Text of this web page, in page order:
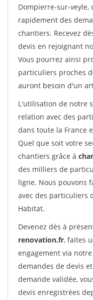
Dompierre-sur-veyle,
rapidement des
chantiers. Recevez
devis en rejoignant
Vous pourrez ainsi
particuliers proches
auront besoin d'un
L'utilisation de notre
relation avec des
dans toute la France
Quel que soit votre
chantiers grâce à
des milliers de
ligne. Nous pouvons
avec des particuliers
Habitat.
Devenez dès à
renovation.fr, faites
engagement via
demandes de devis
demande validée,
devis enregistrées